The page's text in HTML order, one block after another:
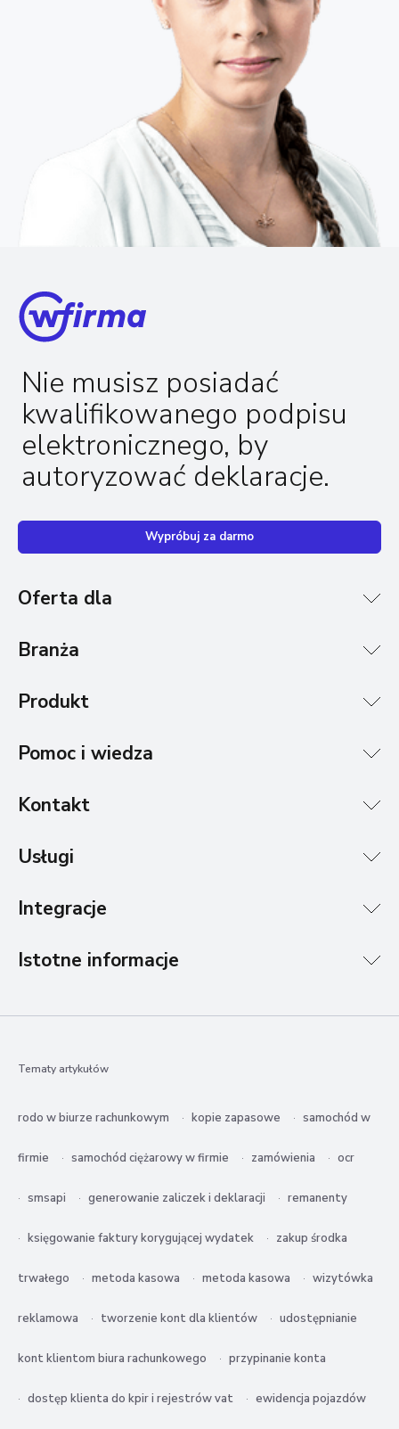
Nie musisz posiadać
kwalifikowanego podpisu
elektronicznego, by
autoryzować deklaracje.
Wypróbuj za darmo
Oferta dla
Branża
Produkt
Pomoc i wiedza
Kontakt
Usługi
Integracje
Istotne informacje
Tematy artykułów
rodo w biurze rachunkowym kopie zapasowe samochód w
firmie samochód ciężarowy w firmie zamówienia ocr
smsapi generowanie zaliczek i deklaracji remanenty
księgowanie faktury korygującej wydatek zakup środka
trwałego metoda kasowa metoda kasowa wizytówka
reklamowa tworzenie kont dla klientów udostępnianie
kont klientom biura rachunkowego przypinanie konta
dostęp klienta do kpir i rejestrów vat ewidencja pojazdów